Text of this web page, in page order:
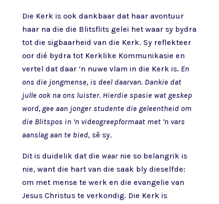
Die Kerk is ook dankbaar dat haar avontuur
haar na die die Blitsflits gelei het waar sy bydra
tot die sigbaarheid van die Kerk. Sy reflekteer
oor dié bydra tot Kerklike Kommunikasie en
vertel dat daar ’n nuwe vlam in die Kerk is. En
ons die jongmense, is deel daarvan. Dankie dat
julle ook na ons luister. Hierdie spasie wat geskep
word, gee aan jonger studente die geleentheid om
die Blitspos in ’n videogreepformaat met ’n vars
aanslag aan te bied, sê sy.
Dit is duidelik dat die waar nie so belangrik is
nie, want die hart van die saak bly dieselfde:
om met mense te werk en die evangelie van
Jesus Christus te verkondig. Die Kerk is